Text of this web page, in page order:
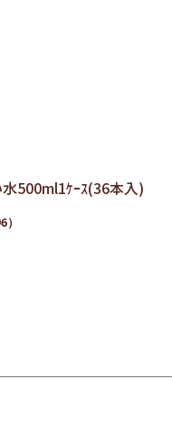
500ml1ｹｰｽ(36本入)
）